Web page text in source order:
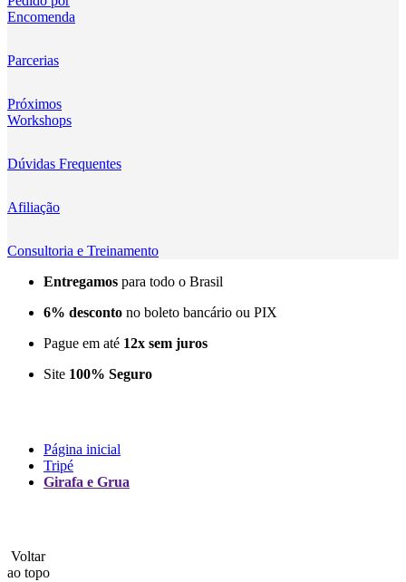
Kingma
Lensmingle
LiRen
Litepanels
LoveFoto
LowePro
Lumitecfoto
MAMEN
Encomenda
Parcerias
Próximos
Workshops
Dúvidas Frequentes
Afiliação
Consultoria e Treinamento
Entregamos para todo o Brasil
6% desconto no boleto bancário ou PIX
Pague em até 12x sem juros
Site 100% Seguro
Página inicial
Tripé
Girafa e Grua
Voltar
ao topo